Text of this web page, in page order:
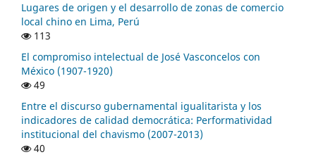
Lugares de origen y el desarrollo de zonas de comercio
local chino en Lima, Perú
113
El compromiso intelectual de José Vasconcelos con
México (1907-1920)
49
Entre el discurso gubernamental igualitarista y los
indicadores de calidad democrática: Performatividad
institucional del chavismo (2007-2013)
40